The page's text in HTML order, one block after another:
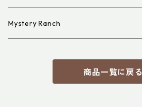
Mystery Ranch
商品一覧に戻る